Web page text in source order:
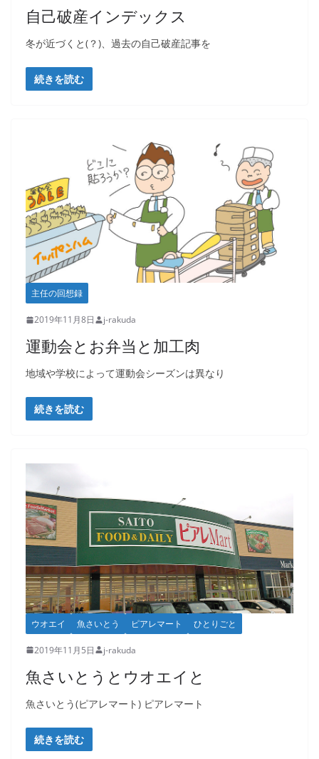
自己破産インデックス
冬が近づくと(？)、過去の自己破産記事を
続きを読む
主任の回想録
2019年11月8日 j-rakuda
運動会とお弁当と加工肉
地域や学校によって運動会シーズンは異なり
続きを読む
ウオエイ 魚さいとう ピアレマート ひとりごと
2019年11月5日 j-rakuda
魚さいとうとウオエイと
魚さいとう(ピアレマート) ピアレマート
続きを読む